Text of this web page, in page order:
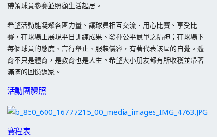
帶領球員參賽並照顧生活起居。
希望活動能凝聚各區力量、讓球員相互交流、用心比賽、享受比
賽，在球場上展現平日訓練成果、發揮公平競爭之精神；在球場下
每個球員的態度、言行舉止、服裝儀容，有著代表該區的自覺。體
育不只是體育，是教育也是人生。希望大小朋友都有所收穫並帶著
滿滿的回憶返家。
活動團體照
賽程表